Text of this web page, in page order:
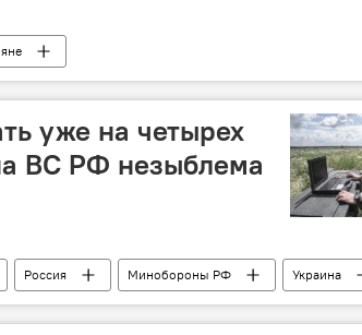
уже на четырех
ВС РФ незыблема
Россия Минобороны РФ
Украина
военнослужащие ВС РФ ВСУ